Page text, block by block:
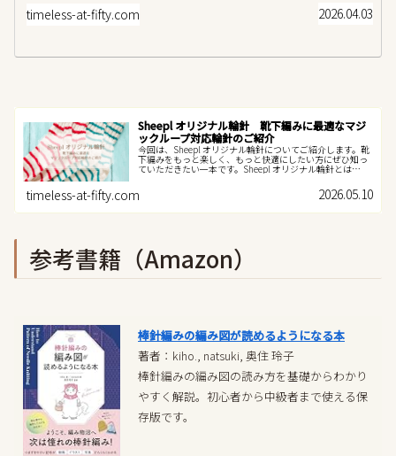
timeless-at-fifty.com 2026.04.03
Sheepl オリジナル輪針 靴下編みに最適なマジ
ックループ対応輪針のご紹介
今回は、Sheepl オリジナル輪針についてご紹介します。靴
下編みをもっと楽しく、もっと快適にしたい方にぜひ知っ
ていただきたい一本です。Sheepl オリジナル輪針とは
timeless-at-fifty.com 2026.05.10
参考書籍（Amazon）
棒針編みの編み図が読めるようになる本
著者：kiho., natsuki, 奥住 玲子
棒針編みの編み図の読み方を基礎からわかり
やすく解説。初心者から中級者まで使える保
存版です。